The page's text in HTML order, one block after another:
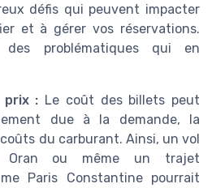
défis qui peuvent impacter
et à gérer vos réservations.
des problématiques qui en
prix : Le coût des billets peut
due à la demande, la
du carburant. Ainsi, un vol
ou même un trajet
Paris Constantine pourrait